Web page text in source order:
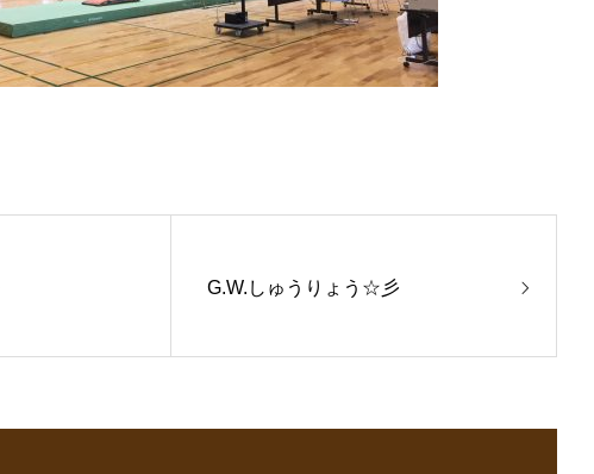
G.W.しゅうりょう☆彡